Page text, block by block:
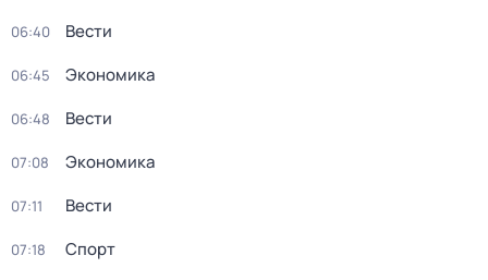
06:40 Вести
06:45 Экономика
06:48 Вести
07:08 Экономика
07:11 Вести
07:18 Спорт